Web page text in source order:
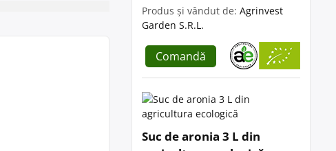
Produs și vândut de: Agrinvest
Garden S.R.L.
Comandă
Suc de aronia 3 L din